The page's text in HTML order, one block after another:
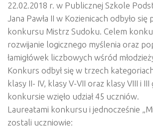
22.02.2018 r. w Publicznej Szkole
Jana Pawła II w Kozienicach odbyło
konkursu Mistrz Sudoku. Celem
rozwijanie logicznego myślenia oraz
łamigłówek liczbowych wśród
Konkurs odbył się w trzech
klasy II- IV, klasy V-VII oraz klasy VIII i
konkursie wzięło udział 45 uczniów.
Laureatami konkursu i jednocześnie
zostali uczniowie: